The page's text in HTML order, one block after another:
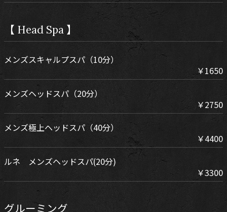
【 Head Spa 】
メンズスキャルプスパ（10分）
￥1650
メンズヘッドスパ（20分）
￥2750
メンズ極上ヘッドスパ（40分）
￥4400
ルネ メンズヘッドスパ(20分)
￥3300
グルーミング